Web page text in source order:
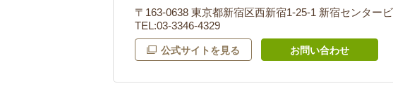
〒163-0638 東京都新宿区西新宿1-25-1 新宿センター
TEL:03-3346-4329
公式サイトを見る お問い合わせ